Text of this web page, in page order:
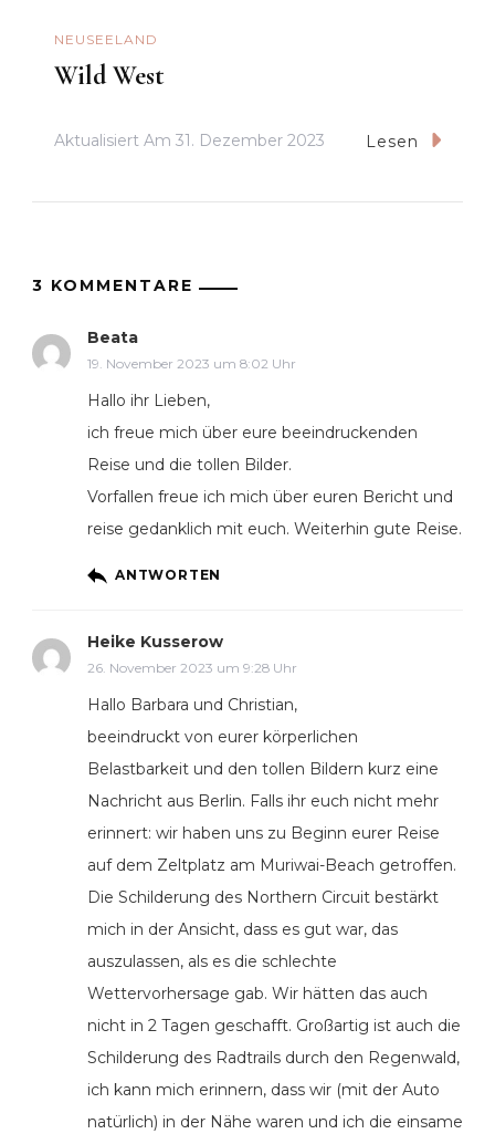
NEUSEELAND
Wild West
Aktualisiert Am 31. Dezember 2023 Lesen
3 KOMMENTARE
Beata
19. November 2023 um 8:02 Uhr
Hallo ihr Lieben,
ich freue mich über eure beeindruckenden
Reise und die tollen Bilder.
Vorfallen freue ich mich über euren Bericht und
reise gedanklich mit euch. Weiterhin gute Reise.
ANTWORTEN
Heike Kusserow
26. November 2023 um 9:28 Uhr
Hallo Barbara und Christian,
beeindruckt von eurer körperlichen
Belastbarkeit und den tollen Bildern kurz eine
Nachricht aus Berlin. Falls ihr euch nicht mehr
erinnert: wir haben uns zu Beginn eurer Reise
auf dem Zeltplatz am Muriwai-Beach getroffen.
Die Schilderung des Northern Circuit bestärkt
mich in der Ansicht, dass es gut war, das
auszulassen, als es die schlechte
Wettervorhersage gab. Wir hätten das auch
nicht in 2 Tagen geschafft. Großartig ist auch die
Schilderung des Radtrails durch den Regenwald,
ich kann mich erinnern, dass wir (mit der Auto
natürlich) in der Nähe waren und ich die einsame